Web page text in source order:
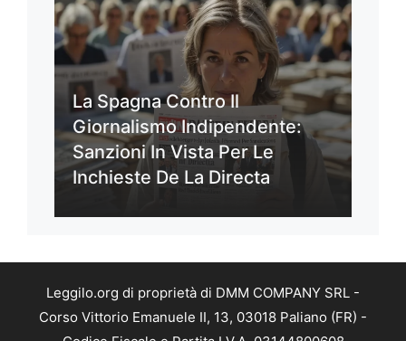
La Spagna Contro Il
Giornalismo Indipendente:
Sanzioni In Vista Per Le
Inchieste De La Directa
Leggilo.org di proprietà di DMM COMPANY SRL -
Corso Vittorio Emanuele II, 13, 03018 Paliano (FR) -